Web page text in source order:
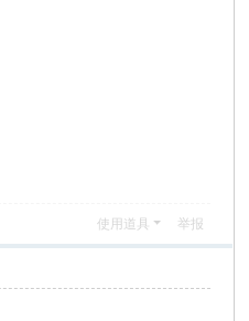
使用道具 举报